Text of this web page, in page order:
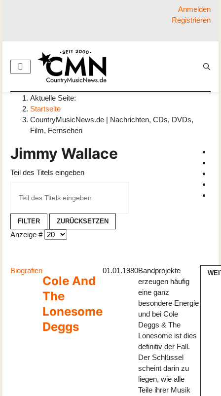
Anmelden
Registrieren
Aktuelle Seite:
Startseite
CountryMusicNews.de | Nachrichten, CDs, DVDs,
Film, Fernsehen
Jimmy Wallace
Teil des Titels eingeben
FILTER ZURÜCKSETZEN
Anzeige #
Biografien
Cole And
The
Lonesome
Deggs
01.01.1980Bandprojekte
erzeugen häufig
eine ganz
besondere Energie
und bei Cole
Deggs & The
Lonesome ist dies
definitiv der Fall.
Der Schlüssel
scheint darin zu
liegen, wie alle
Teile ihrer Musik